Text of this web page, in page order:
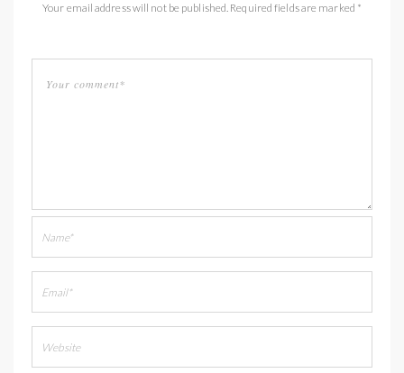
Your email address will not be published. Required fields are marked *